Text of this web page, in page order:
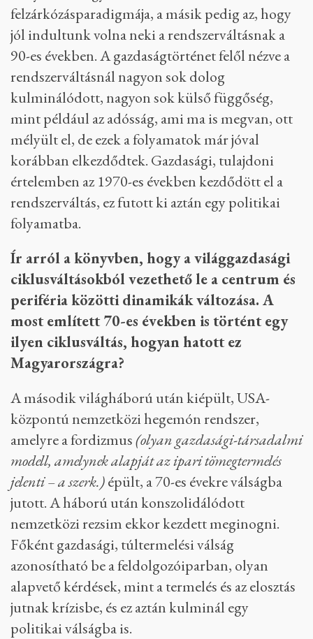
felzárkózásparadigmája, a másik pedig az, hogy
jól indultunk volna neki a rendszerváltásnak a
90-es években. A gazdaságtörténet felől nézve a
rendszerváltásnál nagyon sok dolog
kulminálódott, nagyon sok külső függőség,
mint például az adósság, ami ma is megvan, ott
mélyült el, de ezek a folyamatok már jóval
korábban elkezdődtek. Gazdasági, tulajdoni
értelemben az 1970-es években kezdődött el a
rendszerváltás, ez futott ki aztán egy politikai
folyamatba.
Ír arról a könyvben, hogy a világgazdasági
ciklusváltásokból vezethető le a centrum és
periféria közötti dinamikák változása. A
most említett 70-es években is történt egy
ilyen ciklusváltás, hogyan hatott ez
Magyarországra?
A második világháború után kiépült, USA-
központú nemzetközi hegemón rendszer,
amelyre a fordizmus(olyan gazdasági-társadalmi
modell, amelynek alapját az ipari tömegtermelés
jelenti – a szerk.)épült, a 70-es évekre válságba
jutott. A háború után konszolidálódott
nemzetközi rezsim ekkor kezdett meginogni.
Főként gazdasági, túltermelési válság
azonosítható be a feldolgozóiparban, olyan
alapvető kérdések, mint a termelés és az elosztás
jutnak krízisbe, és ez aztán kulminál egy
politikai válságba is.